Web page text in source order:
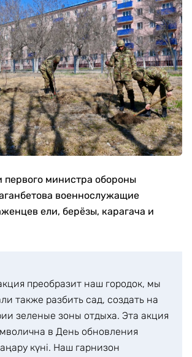
первого министра обороны
военнослужащие
ели, берёзы, карагача и
преобразит наш городок, мы
также разбить сад, создать на
зеленые зоны отдыха. Эта акция
в День обновления
күні. Наш гарнизон